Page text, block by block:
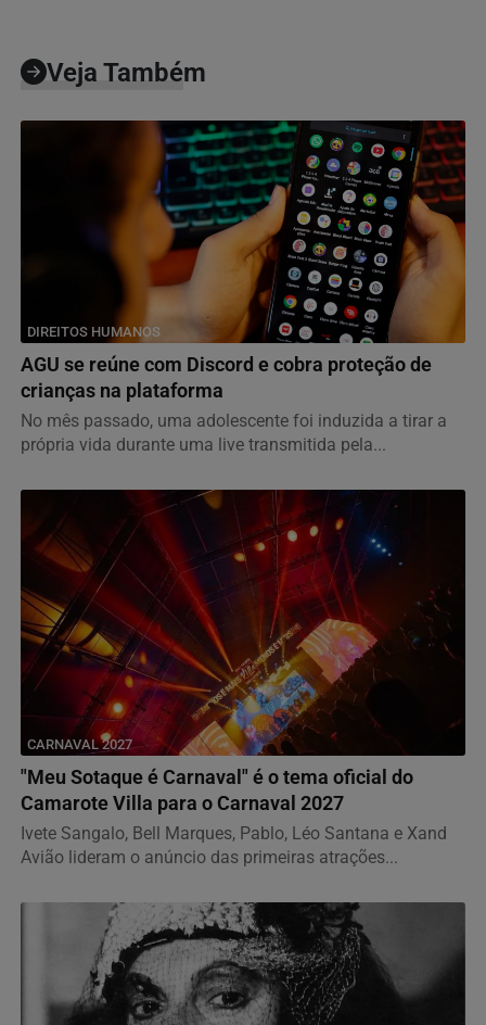
Veja Também
DIREITOS HUMANOS
AGU se reúne com Discord e cobra proteção de
crianças na plataforma
No mês passado, uma adolescente foi induzida a tirar a
própria vida durante uma live transmitida pela...
CARNAVAL 2027
"Meu Sotaque é Carnaval" é o tema oficial do
Camarote Villa para o Carnaval 2027
Ivete Sangalo, Bell Marques, Pablo, Léo Santana e Xand
Avião lideram o anúncio das primeiras atrações...